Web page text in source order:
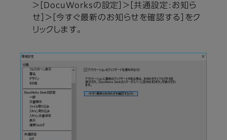
＞［DocuWorksの設定］＞［共通設定:お知ら
せ］＞［今すぐ最新のお知らせを確認する］をク
リックします。